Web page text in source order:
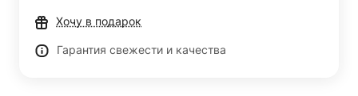
Хочу в подарок
Гарантия свежести и качества